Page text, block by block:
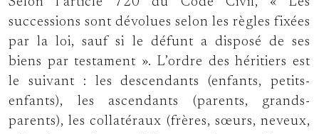
successions sont dévolues selon les règles fixées
par la loi, sauf si le défunt a disposé de ses
biens par testament ». L’ordre des héritiers est
le suivant : les descendants (enfants, petits-
enfants), les ascendants (parents, grands-
parents), les collatéraux (frères, sœurs, neveux,